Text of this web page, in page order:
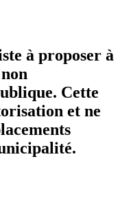
à proposer à
Cette
et ne